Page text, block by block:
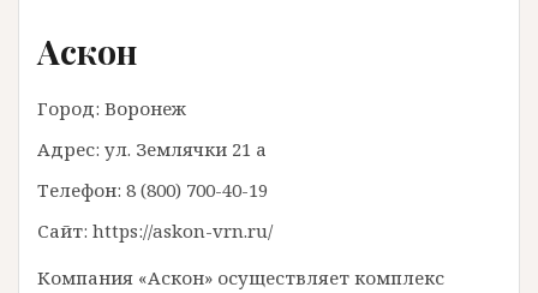
Аскон
Город: Воронеж
Адрес: ул. Землячки 21 а
Телефон: 8 (800) 700-40-19
Сайт: https://askon-vrn.ru/
Компания «Аскон» осуществляет комплекс